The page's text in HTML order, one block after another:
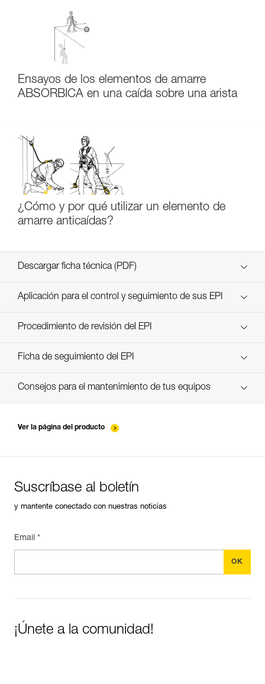
Ensayos de los elementos de amarre
ABSORBICA en una caída sobre una arista
¿Cómo y por qué utilizar un elemento de
amarre anticaídas?
Descargar ficha técnica (PDF)
Technical Notice
Aplicación para el control y seguimiento de sus EPI
descubra ePPEcentre
Procedimiento de revisión del EPI
verif-EPI-ABSORBICA-procedure-ES
Ficha de seguimiento del EPI
verif-EPI-ABSORBICA-suivi-ES
Consejos para el mantenimiento de tus equipos
Ver la página del producto
Suscríbase al boletín
y mantente conectado con nuestras noticias
Email *
¡Únete a la comunidad!